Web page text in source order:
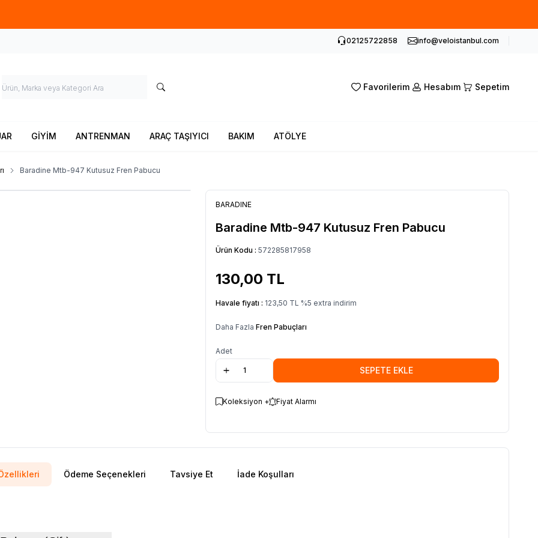
02125722858 info@veloistanbul.com
Favorilerim Hesabım Sepetim
GİYİM ANTRENMAN ARAÇ TAŞIYICI BAKIM ATÖLYE
Baradine Mtb-947 Kutusuz Fren Pabucu
BARADINE
Baradine Mtb-947 Kutusuz Fren Pabucu
Ürün Kodu : 572285817958
130,00 TL
Havale fiyatı : 123,50 TL %5 extra indirim
Daha Fazla Fren Pabuçları
Adet
SEPETE EKLE
Koleksiyon + Fiyat Alarmı
Ödeme Seçenekleri Tavsiye Et İade Koşulları